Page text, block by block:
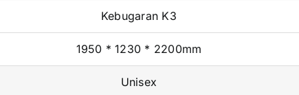
Ya.
Penggunaan Komersial
Shandong, Cina